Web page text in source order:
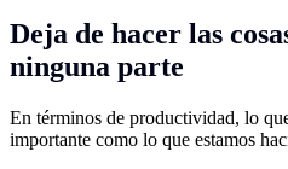
Deja de hacer las
ninguna parte
En términos de productividad, lo
importante como lo que estamos